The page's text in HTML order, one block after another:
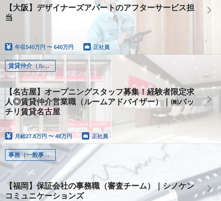
【大阪】デザイナーズアパートのアフターサービス担
当
年収540万円 〜 640万円 正社員
賃貸仲介（ルームアドバイザー）
【名古屋】オープニングスタッフ募集！経験者限定求
人◎賃貸仲介営業職（ルームアドバイザー）｜㈱バッ
チリ賃貸名古屋
月給27.8万円 〜 48万円 正社員
事務（一般事務、営業事務）
【福岡】保証会社の事務職（審査チーム）｜シノケン
コミュニケーションズ